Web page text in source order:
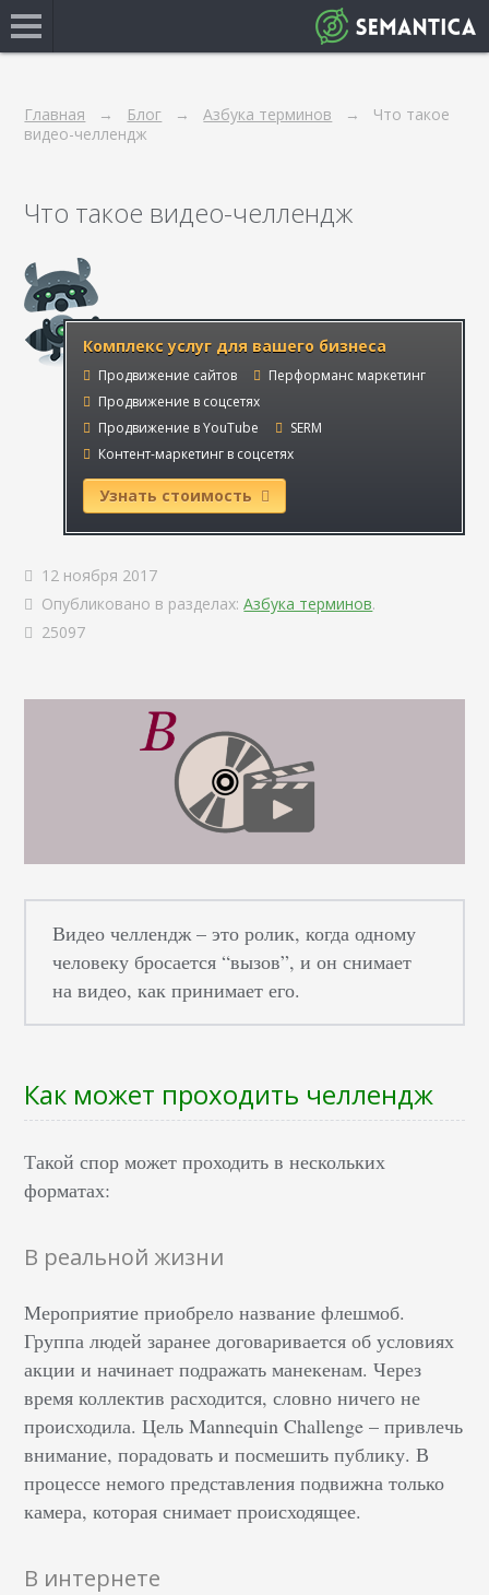
Главная Блог Азбука терминов
Что такое
видео-челлендж
Что такое видео-челлендж
Комплекс услуг для вашего бизнеса
Продвижение сайтов
Перформанс маркетинг
Продвижение в соцсетях
Продвижение в YouTube
SERM
Контент-маркетинг в соцсетях
Узнать стоимость
12 ноября 2017
Опубликовано в разделах: Азбука терминов.
25097
Видео челлендж – это ролик, когда одному
человеку бросается “вызов”, и он снимает
на видео, как принимает его.
Как может проходить челлендж
Такой спор может проходить в нескольких
форматах:
В реальной жизни
Мероприятие приобрело название флешмоб.
Группа людей заранее договаривается об условиях
акции и начинает подражать манекенам. Через
время коллектив расходится, словно ничего не
происходила. Цель Mannequin Challenge – привлечь
внимание, порадовать и посмешить публику. В
процессе немого представления подвижна только
камера, которая снимает происходящее.
В интернете